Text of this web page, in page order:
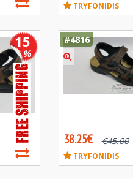
TRYFONIDIS
15
%
38.25€ €45.00
TRYFONIDIS
#4816